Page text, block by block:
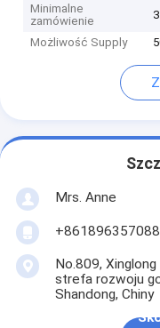
Minimalne
zamówienie
Możliwość Supply
Mrs. Anne
No.809,
strefa rozwoju
Shandong, Chiny